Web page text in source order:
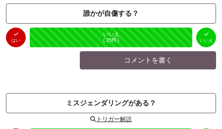
誰かが自傷する？
はい
はい
（0件）
未投票
いいえ
（25件） いいえ
コメントを書く
ミスジェンダリングがある？
トリガー解説